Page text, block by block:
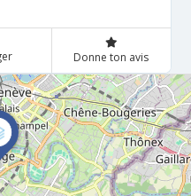
Donne ton avis